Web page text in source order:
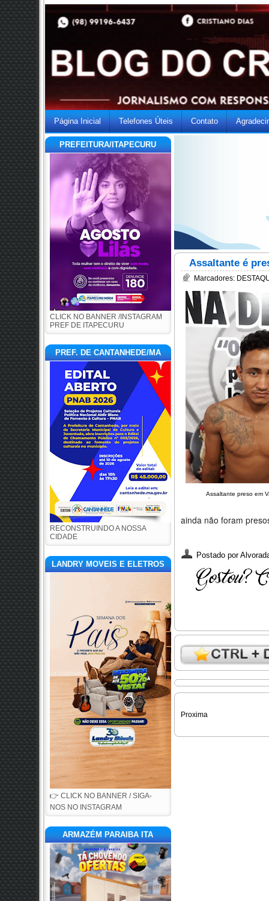
Página Inicial Telefones Úteis Contato
PREFEITURA/ITAPECURU
CLICK NO BANNER /INSTAGRAM
PREF DE ITAPECURU
PREF. DE CANTANHEDE/MA
RECONSTRUINDO A NOSSA
CIDADE
LANDRY MOVEIS E ELETROS
👉 CLICK NO BANNER / SIGA-
NOS NO INSTAGRAM
ARMAZÉM PARAIBA ITA
Assaltante é
Marcadores:
Assaltante preso em
ainda não foram
Postado por
Proxima